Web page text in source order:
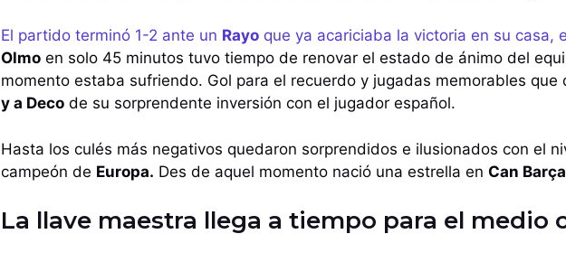
El partido terminó 1-2 ante un Rayo que ya acariciaba la victoria en su casa,
Olmo en solo 45 minutos tuvo tiempo de renovar el estado de ánimo del
momento estaba sufriendo. Gol para el recuerdo y jugadas memorables que
y a Deco de su sorprendente inversión con el jugador español.
Hasta los culés más negativos quedaron sorprendidos e ilusionados con el
campeón de Europa. Des de aquel momento nació una estrella en Can
La llave maestra llega a tiempo para el medio